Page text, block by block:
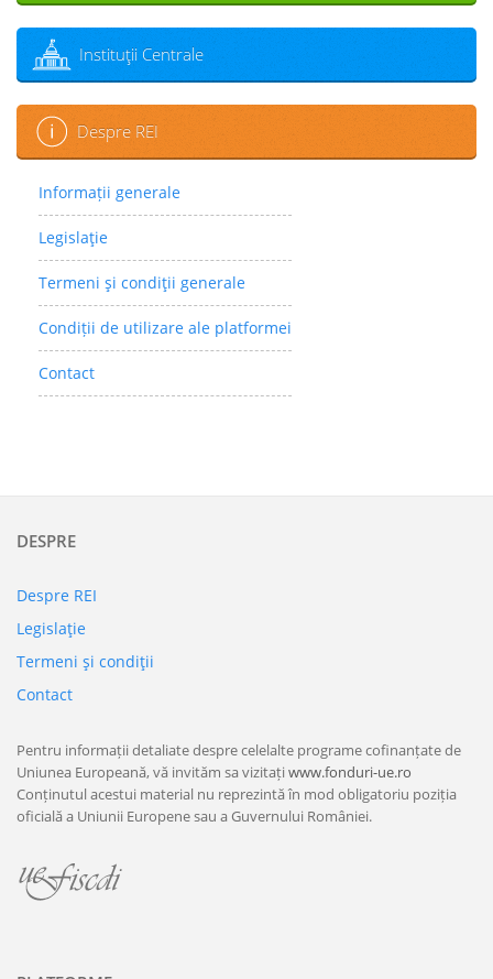
Instituţii Centrale
Despre REI
Informații generale
Legislaţie
Termeni şi condiţii generale
Condiții de utilizare ale platformei
Contact
DESPRE
Despre REI
Legislaţie
Termeni şi condiţii
Contact
Pentru informații detaliate despre celelalte programe cofinanțate de
Uniunea Europeană, vă invităm sa vizitațiwww.fonduri-ue.ro
Conținutul acestui material nu reprezintă în mod obligatoriu poziția
oficială a Uniunii Europene sau a Guvernului României.